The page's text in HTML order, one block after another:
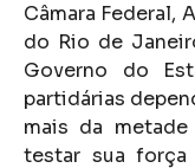
Câmara Federal,
do Rio de
Governo do
partidárias
mais da
testar sua força